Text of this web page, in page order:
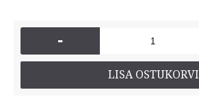
-
LISA OSTUKORVI